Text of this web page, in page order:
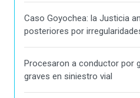
Caso Goyochea: la Justicia
posteriores por
Procesaron a conductor por
graves en siniestro vial